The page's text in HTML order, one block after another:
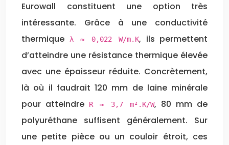
Eurowall constituent une option très
intéressante. Grâce à une conductivité
thermique
λ ≈ 0,022 W/m.K, ils permettent
d’atteindre une résistance thermique élevée
avec une épaisseur réduite. Concrètement,
là où il faudrait 120 mm de laine minérale
pour atteindre
R ≈ 3,7 m².K/W, 80 mm de
polyuréthane suffisent généralement. Sur
une petite pièce ou un couloir étroit, ces